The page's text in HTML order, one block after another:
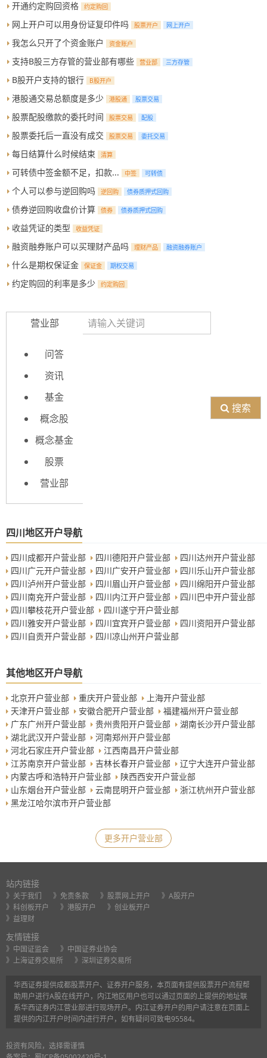
开通约定购回资格 约定购回
网上开户可以用身份证复印件吗 股票开户 网上开户
我怎么只开了个资金账户 资金账户
支持B股三方存管的营业部有哪些 营业部 三方存管
B股开户支持的银行 B股开户
港股通交易总额度是多少 港股通 股票交易
股票配股缴款的委托时间 股票交易 配股
股票委托后一直没有成交 股票交易 委托交易
每日结算什么时候结束 清算
可转债中签金额不足，扣款... 中签 可转债
个人可以参与逆回购吗 逆回购 债券质押式回购
债券逆回购收盘价计算 债券 债券质押式回购
收益凭证的类型 收益凭证
融资融券账户可以买理财产品吗 理财产品 融资融券账户
什么是期权保证金 保证金 期权交易
约定购回的利率是多少 约定购回
营业部
问答
资讯
基金
概念股
概念基金
股票
营业部
搜索
四川地区开户导航
四川成都开户营业部 四川德阳开户营业部
四川达州开户营业部
四川广元开户营业部
四川广安开户营业部
四川乐山开户营业部
四川泸州开户营业部
四川眉山开户营业部
四川绵阳开户营业部
四川南充开户营业部
四川内江开户营业部
四川巴中开户营业部
四川攀枝花开户营业部
四川遂宁开户营业部
四川雅安开户营业部
四川宜宾开户营业部
四川资阳开户营业部
四川自贡开户营业部
四川凉山州开户营业部
其他地区开户导航
北京开户营业部 重庆开户营业部
上海开户营业部
天津开户营业部
安徽合肥开户营业部
福建福州开户营业部
广东广州开户营业部
贵州贵阳开户营业部
湖南长沙开户营业部
湖北武汉开户营业部
河南郑州开户营业部
河北石家庄开户营业部
江西南昌开户营业部
江苏南京开户营业部
吉林长春开户营业部
辽宁大连开户营业部
内蒙古呼和浩特开户营业部
陕西西安开户营业部
山东烟台开户营业部
云南昆明开户营业部
浙江杭州开户营业部
黑龙江哈尔滨市开户营业部
更多开户营业部
站内链接
》关于我们 》免责条款 》股票网上开户
》A股开户
》科创板开户
》港股开户
》创业板开户
》益理财
友情链接
》中国证监会
》中国证券业协会
》上海证券交易所
》深圳证券交易所
华西证券提供成都股票开户、证券开户服务，本页面有提供股票开户流程帮
助用户进行A股在线开户，内江地区用户也可以通过页面的上提供的地址联
系华西证券内江营业部进行现场开户。内江证券开户的用户请注意在页面上
提供的内江开户时间内进行开户，如有疑问可致电95584。
投资有风险，选择需谨慎